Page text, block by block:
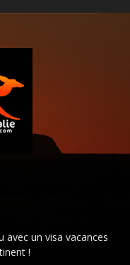
un visa vacances
!